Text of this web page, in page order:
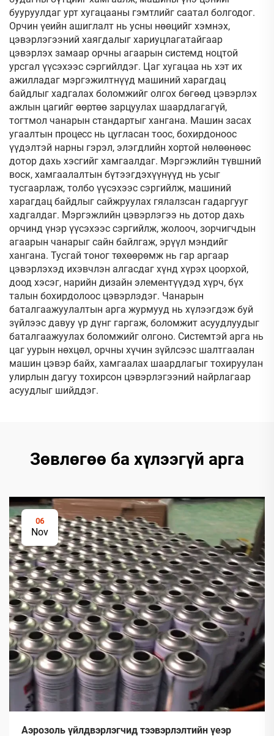
бууруулдаг урт хугацааны гэмтлийг саатал болгодог.
Орчин үеийн ашиглалт нь усны нөөцийг хэмнэх,
цэвэрлэгээний хаягдалыг хариуцлагатайгаар
цэвэрлэх замаар орчны агаарын системд ноцтой
урсгал үүсэхээс сэргийлдэг. Цаг хугацаа нь хэт их
ажилладаг мэргэжилтнүүд машиний харагдац
байдлыг хадгалах боломжийг олгох бөгөөд цэвэрлэх
ажлын цагийг өөртөө зарцуулах шаардлагагүй,
тогтмол чанарын стандартыг хангана. Машин засах
угаалтын процесс нь цугласан тоос, бохирдоноос
үүдэлтэй нарны гэрэл, элэгдлийн хортой нөлөөнөөс
дотор дахь хэсгийг хамгаалдаг. Мэргэжлийн түвшний
воск, хамгаалалтын бүтээгдэхүүнүүд нь усыг
тусгаарлаж, толбо үүсэхээс сэргийлж, машиний
харагдац байдлыг сайжруулах гялалзсан гадаргууг
хадгалдаг. Мэргэжлийн цэвэрлэгээ нь дотор дахь
орчинд үнэр үүсэхээс сэргийлж, жолооч, зорчигчдын
агаарын чанарыг сайн байлгаж, эрүүл мэндийг
хангана. Тусгай тоног төхөөрөмж нь гар аргаар
цэвэрлэхэд ихэвчлэн алгасдаг хүнд хүрэх цоорхой,
доод хэсэг, нарийн дизайн элементүүдэд хүрч, бүх
талын бохирдолоос цэвэрлэдэг. Чанарын
баталгаажуулалтын арга журмууд нь хүлээгдэж буй
зүйлээс давуу үр дүнг гаргаж, боломжит асуудлуудыг
баталгаажуулах боломжийг олгоно. Системтэй арга нь
цаг уурын нөхцөл, орчны хүчин зүйлсээс шалтгаалан
машин цэвэр байх, хамгаалах шаардлагыг тохируулан
улирлын дагуу тохирсон цэвэрлэгээний найрлагаар
асуудлыг шийддэг.
Зөвлөгөө ба хүлээгүй арга
06
Nov
Аэрозоль үйлдвэрлэгчид тээвэрлэлтийн үеэр